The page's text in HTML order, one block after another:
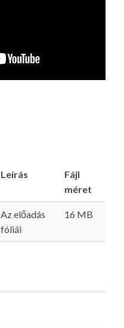
Leírás
Fájl
méret
Az előadás
fóliái
16 MB